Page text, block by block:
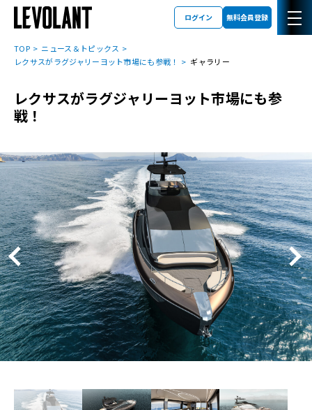
ログイン 無料会員登録
TOP
ニュース＆トピックス
レクサスがラグジャリーヨット市場にも参戦！
ギャラリー
レクサスがラグジャリーヨット市場にも参
戦！